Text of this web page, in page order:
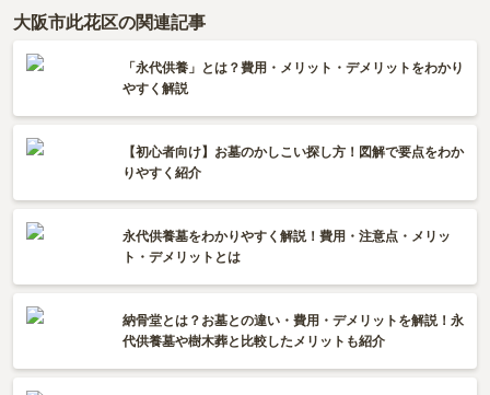
大阪市此花区の関連記事
「永代供養」とは？費用・メリット・デメリットをわかり
やすく解説
【初心者向け】お墓のかしこい探し方！図解で要点をわか
りやすく紹介
永代供養墓をわかりやすく解説！費用・注意点・メリッ
ト・デメリットとは
納骨堂とは？お墓との違い・費用・デメリットを解説！永
代供養墓や樹木葬と比較したメリットも紹介